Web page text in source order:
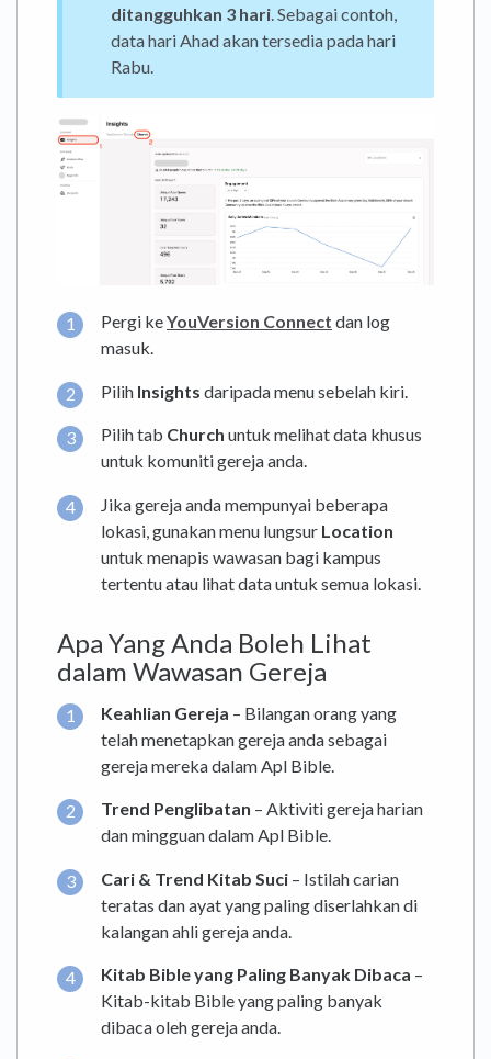
ditangguhkan 3 hari. Sebagai contoh,
data hari Ahad akan tersedia pada hari
Rabu.
Pergi keYouVersion Connect dan log
masuk.
Pilih Insights daripada menu sebelah kiri.
Pilih tab Church untuk melihat data khusus
untuk komuniti gereja anda.
Jika gereja anda mempunyai beberapa
lokasi, gunakan menu lungsur Location
untuk menapis wawasan bagi kampus
tertentu atau lihat data untuk semua lokasi.
Apa Yang Anda Boleh Lihat
dalam Wawasan Gereja
Keahlian Gereja – Bilangan orang yang
telah menetapkan gereja anda sebagai
gereja mereka dalam Apl Bible.
Trend Penglibatan – Aktiviti gereja harian
dan mingguan dalam Apl Bible.
Cari & Trend Kitab Suci – Istilah carian
teratas dan ayat yang paling diserlahkan di
kalangan ahli gereja anda.
Kitab Bible yang Paling Banyak Dibaca –
Kitab-kitab Bible yang paling banyak
dibaca oleh gereja anda.